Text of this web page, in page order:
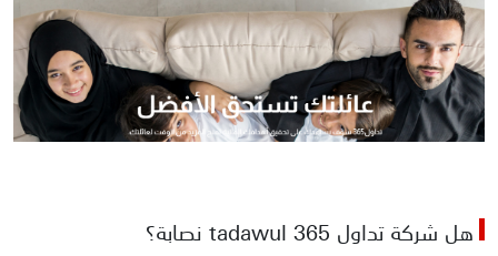
هل شركة تداول tadawul 365 نصابة؟